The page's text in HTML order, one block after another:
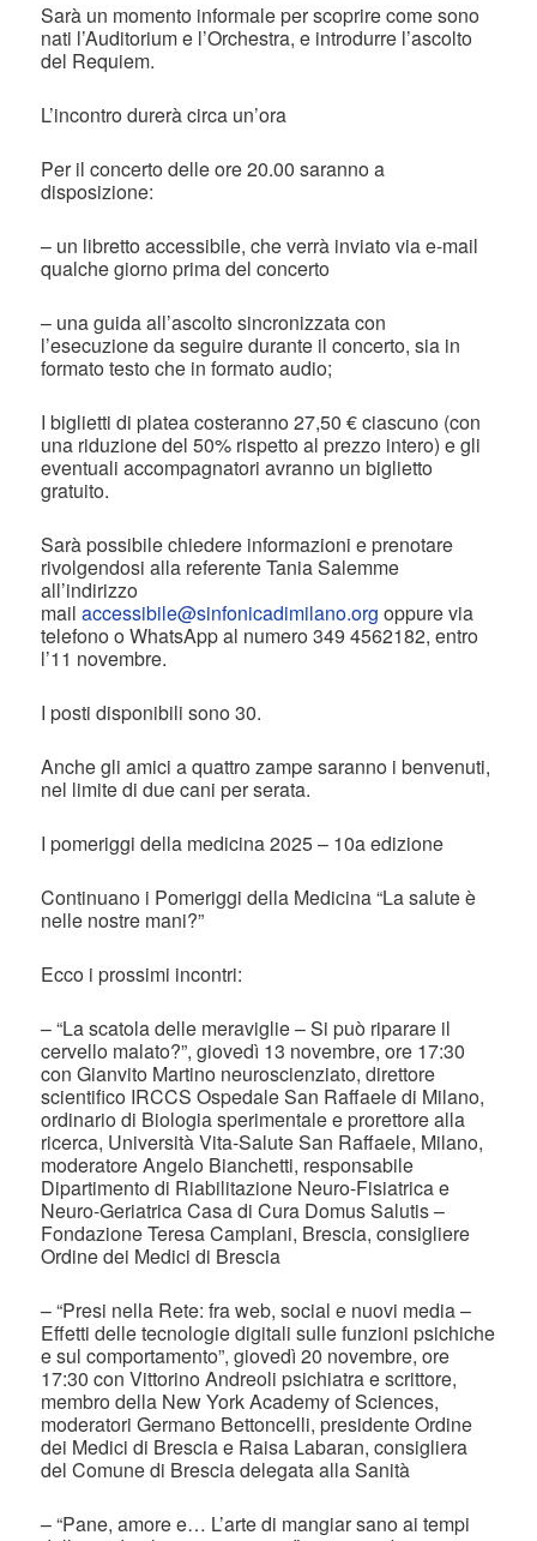
Sarà un momento informale per scoprire come sono
nati l’Auditorium e l’Orchestra, e introdurre l’ascolto
del Requiem.
L’incontro durerà circa un’ora
Per il concerto delle ore 20.00 saranno a
disposizione:
– un libretto accessibile, che verrà inviato via e-mail
qualche giorno prima del concerto
– una guida all’ascolto sincronizzata con
l’esecuzione da seguire durante il concerto, sia in
formato testo che in formato audio;
I biglietti di platea costeranno 27,50 € ciascuno (con
una riduzione del 50% rispetto al prezzo intero) e gli
eventuali accompagnatori avranno un biglietto
gratuito.
Sarà possibile chiedere informazioni e prenotare
rivolgendosi alla referente Tania Salemme
all’indirizzo
mailaccessibile@sinfonicadimilano.org oppure via
telefono o WhatsApp al numero 349 4562182, entro
l’11 novembre.
I posti disponibili sono 30.
Anche gli amici a quattro zampe saranno i benvenuti,
nel limite di due cani per serata.
I pomeriggi della medicina 2025 – 10a edizione
Continuano i Pomeriggi della Medicina “La salute è
nelle nostre mani?”
Ecco i prossimi incontri:
– “La scatola delle meraviglie – Si può riparare il
cervello malato?”, giovedì 13 novembre, ore 17:30
con Gianvito Martino neuroscienziato, direttore
scientifico IRCCS Ospedale San Raffaele di Milano,
ordinario di Biologia sperimentale e prorettore alla
ricerca, Università Vita-Salute San Raffaele, Milano,
moderatore Angelo Bianchetti, responsabile
Dipartimento di Riabilitazione Neuro-Fisiatrica e
Neuro-Geriatrica Casa di Cura Domus Salutis –
Fondazione Teresa Camplani, Brescia, consigliere
Ordine dei Medici di Brescia
– “Presi nella Rete: fra web, social e nuovi media –
Effetti delle tecnologie digitali sulle funzioni psichiche
e sul comportamento”, giovedì 20 novembre, ore
17:30 con Vittorino Andreoli psichiatra e scrittore,
membro della New York Academy of Sciences,
moderatori Germano Bettoncelli, presidente Ordine
dei Medici di Brescia e Raisa Labaran, consigliera
del Comune di Brescia delegata alla Sanità
– “Pane, amore e… L’arte di mangiar sano ai tempi